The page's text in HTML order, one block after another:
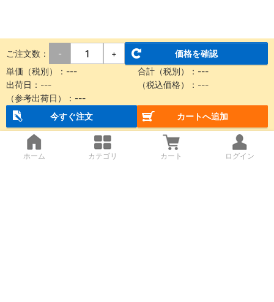
ご注文数： - +
価格を確認
単価（税別）： --- 合計（税別）： ---
出荷日： --- （税込価格）： ---
（参考出荷日）： ---
今すぐ注文
カートへ追加
ホーム カテゴリ カート ログイン